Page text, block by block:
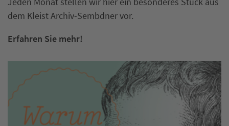
dem Kleist Archiv-Sembdner vor.
Erfahren Sie mehr!